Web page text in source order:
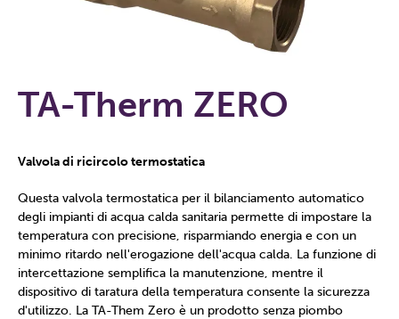
TA-Therm ZERO
Valvola di ricircolo termostatica
Questa valvola termostatica per il bilanciamento automatico
degli impianti di acqua calda sanitaria permette di impostare la
temperatura con precisione, risparmiando energia e con un
minimo ritardo nell'erogazione dell'acqua calda. La funzione di
intercettazione semplifica la manutenzione, mentre il
dispositivo di taratura della temperatura consente la sicurezza
d'utilizzo. La TA-Them Zero è un prodotto senza piombo